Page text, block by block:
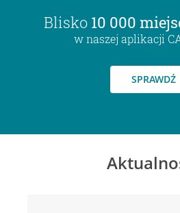
Blisko 10 000
w naszej aplikacji
SPRAWDŹ